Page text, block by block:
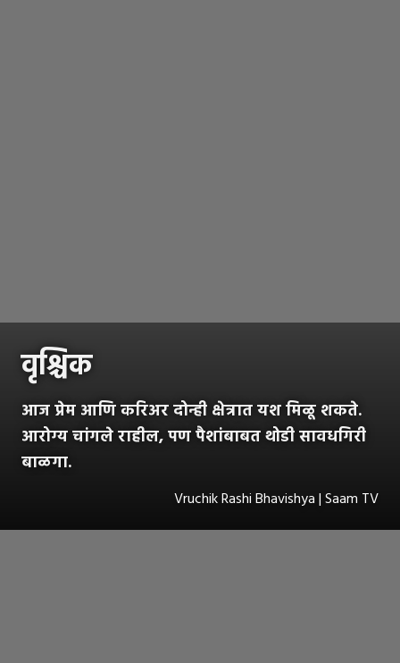
वृश्चिक
आज प्रेम आणि करिअर दोन्ही क्षेत्रात यश मिळू शकते.
आरोग्य चांगले राहील, पण पैशांबाबत थोडी सावधगिरी
बाळगा.
Vruchik Rashi Bhavishya | Saam TV